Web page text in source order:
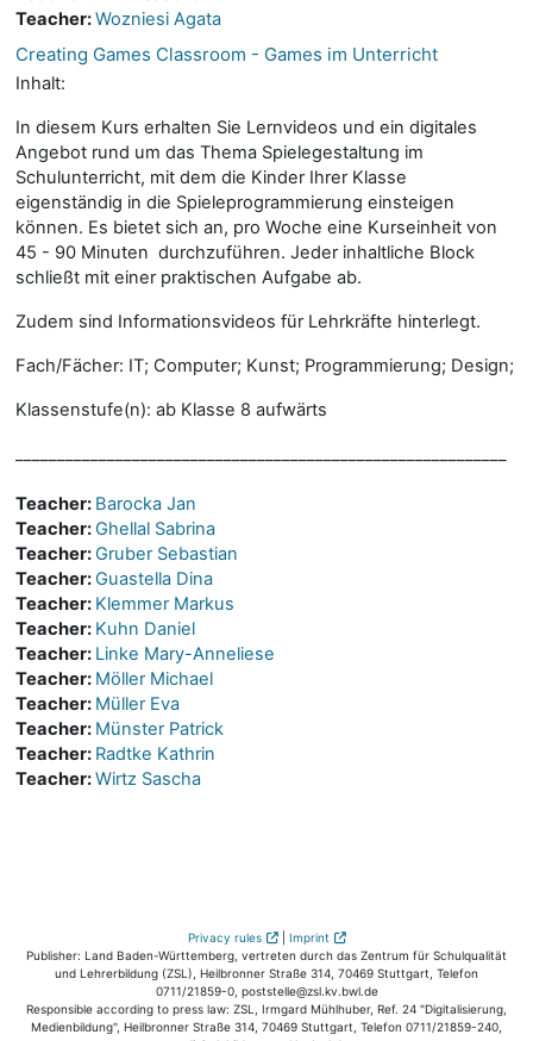
Teacher:Wozniesi Agata
Creating Games Classroom - Games im Unterricht
Inhalt:
In diesem Kurs erhalten Sie Lernvideos und ein digitales
Angebot rund um das Thema Spielegestaltung im
Schulunterricht, mit dem die Kinder Ihrer Klasse
eigenständig in die Spieleprogrammierung einsteigen
können. Es bietet sich an, pro Woche eine Kurseinheit von
45 - 90 Minuten durchzuführen. Jeder inhaltliche Block
schließt mit einer praktischen Aufgabe ab.
Zudem sind Informationsvideos für Lehrkräfte hinterlegt.
Fach/Fächer: IT; Computer; Kunst; Programmierung; Design;
Klassenstufe(n): ab Klasse 8 aufwärts
Teacher: Barocka Jan
Teacher:Ghellal Sabrina
Teacher:Gruber Sebastian
Teacher:Guastella Dina
Teacher: Klemmer Markus
Teacher: Kuhn Daniel
Teacher: Linke Mary-Anneliese
Teacher: Möller Michael
Teacher: Müller Eva
Teacher: Münster Patrick
Teacher: Radtke Kathrin
Teacher:Wirtz Sascha
Privacy rules | Imprint
Publisher: Land Baden-Württemberg, vertreten durch das Zentrum für Schulqualität
und Lehrerbildung (ZSL), Heilbronner Straße 314, 70469 Stuttgart, Telefon
0711/21859-0, poststelle@zsl.kv.bwl.de
Responsible according to press law: ZSL, Irmgard Mühlhuber, Ref. 24 "Digitalisierung,
Medienbildung", Heilbronner Straße 314, 70469 Stuttgart, Telefon 0711/21859-240,